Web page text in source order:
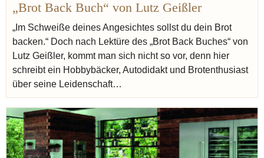
Salz
Buch Zeit Arbeit
„Brot Back Buch“ von Lutz Geißler
„Im Schweiße deines Angesichtes sollst du dein Brot
backen.“ Doch nach Lektüre des „Brot Back Buches“ von
Lutz Geißler, kommt man sich nicht so vor, denn hier
schreibt ein Hobbybäcker, Autodidakt und Brotenthusiast
über seine Leidenschaft…